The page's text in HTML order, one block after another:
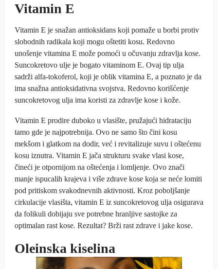
Vitamin E
Vitamin E je snažan antioksidans koji pomaže u borbi protiv
slobodnih radikala koji mogu oštetiti kosu. Redovno
unošenje vitamina E može pomoći u očuvanju zdravlja kose.
Suncokretovo ulje je bogato vitaminom E. Ovaj tip ulja
sadrži alfa-tokoferol, koji je oblik vitamina E, a poznato je da
ima snažna antioksidativna svojstva. Redovno korišćenje
suncokretovog ulja ima koristi za zdravlje kose i kože.
Vitamin E prodire duboko u vlasište, pružajući hidrataciju
tamo gde je najpotrebnija. Ovo ne samo što čini kosu
mekšom i glatkom na dodir, već i revitalizuje suvu i oštećenu
kosu iznutra. Vitamin E jača strukturu svake vlasi kose,
čineći je otpornijom na oštećenja i lomljenje. Ovo znači
manje ispucalih krajeva i više zdrave kose koja se neće lomiti
pod pritiskom svakodnevnih aktivnosti. Kroz poboljšanje
cirkulacije vlasišta, vitamin E iz suncokretovog ulja osigurava
da folikuli dobijaju sve potrebne hranljive sastojke za
optimalan rast kose. Rezultat? Brži rast zdrave i jake kose.
Oleinska kiselina